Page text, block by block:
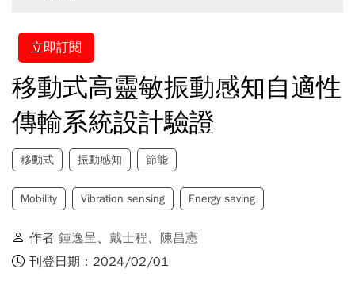
立即訂閱
移動式高靈敏振動感知自適性
傳輸系統設計驗證
移動式 振動感知 節能
Mobility Vibration sensing Energy saving
作者 鍾逸呈、 戴士程、 陳昌憲
刊登日期：2024/02/01